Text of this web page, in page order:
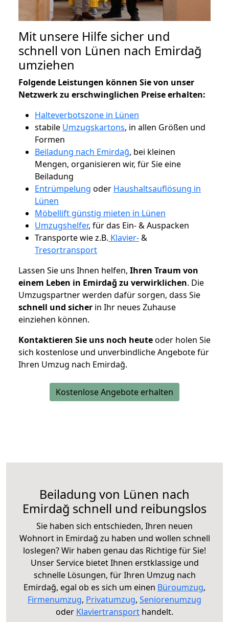
Mit unsere Hilfe sicher und
schnell von Lünen nach Emirdağ
umziehen
Folgende Leistungen können Sie von unser
Netzwerk zu erschwinglichen Preise erhalten:
Halteverbotszone in Lünen
stabile Umzugskartons, in allen Größen und
Formen
Beiladung nach Emirdağ, bei kleinen
Mengen, organisieren wir, für Sie eine
Beiladung
Entrümpelung oder Haushaltsauflösung in
Lünen
Möbellift günstig mieten in Lünen
Umzugshelfer, für das Ein- & Auspacken
Transporte wie z.B. Klavier-&
Tresortransport
Lassen Sie uns Ihnen helfen, Ihren Traum von
einem Leben in Emirdağ zu verwirklichen. Die
Umzugspartner werden dafür sorgen, dass Sie
schnell und sicher in Ihr neues Zuhause
einziehen können.
Kontaktieren Sie uns noch heuteoder holen Sie
sich kostenlose und unverbindliche Angebote für
Ihren Umzug nach Emirdağ.
Kostenlose Angebote erhalten
Beiladung von Lünen nach
Emirdağ schnell und reibungslos
Sie haben sich entschieden, Ihren neuen
Wohnort in Emirdağ zu haben und wollen schnell
loslegen? Wir haben genau das Richtige für Sie!
Unser Service bietet Ihnen erstklassige und
schnelle Lösungen, für Ihren Umzug nach
Emirdağ, egal ob es sich um einen Büroumzug,
Firmenumzug, Privatumzug, Seniorenumzug
oder Klaviertransport handelt.